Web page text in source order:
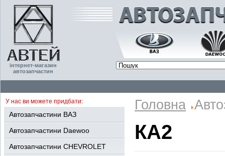
інтернет-магазин
автозапчастин
У нас ви можете придбати:
Автозапчастини ВАЗ
Автозапчастини Daewoo
Автозапчастини CHEVROLET
Головна
КА2